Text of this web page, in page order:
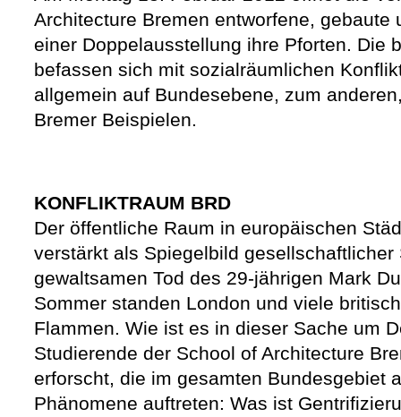
Architecture Bremen entworfene, gebaute
einer Doppelausstellung ihre Pforten. Die
befassen sich mit sozialräumlichen
allgemein auf Bundesebene, zum
Bremer Beispielen.
KONFLIKTRAUM BRD
Der öffentliche Raum in europäischen
verstärkt als Spiegelbild
gewaltsamen Tod des 29-jährigen Mark
Sommer standen London und viele
Flammen. Wie ist es in dieser Sache um
Studierende der School of Architecture
erforscht, die im gesamten Bundesgebiet
Phänomene auftreten: Was ist